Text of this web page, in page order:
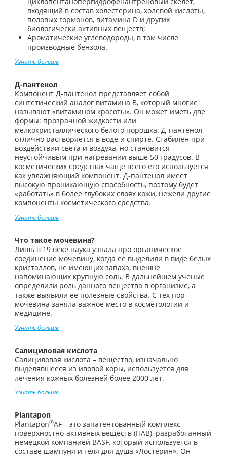
входящий в состав холестерина, холевой кислоты,
половых гормонов, витамина D и других
биологически активных веществ;
Ароматические углеводороды, в том числе
производные бензола.
Узнать больше
Д-пантенол
Компонент Д-пантенол представляет собой
синтетический аналог витамина В, который многие
называют «витамином красоты». Он может иметь две
формы: прозрачной жидкости или
мелкокристаллического белого порошка. Д-пантенол
отлично растворяется в воде и спирте. Стабилен при
воздействии света и воздуха, но становится
неустойчивым при нагревании выше 50 градусов. В
косметических средствах чаще всего его используется
как увлажняющий компонент. Д-пантенол имеет
высокую проникающую способность, поэтому будет
«работать» в более глубоких слоях кожи, нежели другие
компоненты косметического средства.
Узнать больше
Что такое мочевина?
Лишь в 19 веке наука узнала про органическое
соединение мочевину, когда ее выделили в виде белых
кристаллов, не имеющих запаха, внешне
напоминающих крупную соль. В дальнейшем ученые
определили роль данного вещества в организме, а
также выявили ее полезные свойства. С тех пор
мочевина заняла важное место в косметологии и
медицине.
Узнать больше
Салициловая кислота
Салициловая кислота – вещество, изначально
выделявшееся из ивовой коры, используется для
лечения кожных болезней более 2000 лет.
Узнать больше
Plantapon
Plantapon®AF – это запатентованный комплекс
поверхностно-активных веществ (ПАВ), разработанный
немецкой компанией BASF, который используется в
составе шампуня и геля для душа «Лостерин». Он